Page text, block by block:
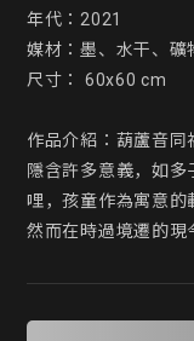
年代：2021
媒材：墨、水干、
尺寸： 60x60 cm
作品介紹：葫蘆音
隱含許多意義，如多
哩，孩童作為寓意的
然而在時過境遷的現